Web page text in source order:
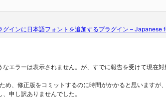
インに日本語フォントを追加するプラグイン – Japanese
なエラーは表示されません。が、すでに報告を受けて現在
め、修正版をコミットするのに時間がかかると思いますが
申し訳ありませんでした。